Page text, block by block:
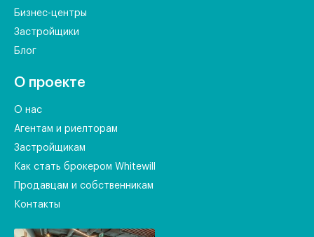
Бизнес-центры
Застройщики
Блог
О проекте
О нас
Агентам и риелторам
Застройщикам
Как стать брокером Whitewill
Продавцам и собственникам
Контакты